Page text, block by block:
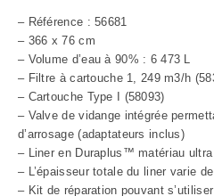
– Référence : 56681
– 366 x 76 cm
– Volume d’eau à 90% : 6 473 L
– Filtre à cartouche 1, 249 m3/h
– Cartouche Type I (58093)
– Valve de vidange intégrée
d’arrosage (adaptateurs inclus)
– Liner en Duraplus™ matériau
– L’épaisseur totale du liner varie
– Kit de réparation pouvant